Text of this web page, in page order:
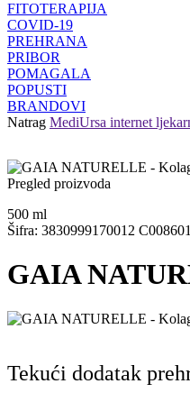
FITOTERAPIJA
COVID-19
PREHRANA
PRIBOR
POMAGALA
POPUSTI
BRANDOVI
Natrag MediUrsa internet
Pregled proizvoda
500 ml
Šifra: 3830999170012 C008601
GAIA
Tekući dodatak